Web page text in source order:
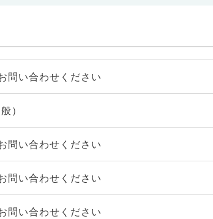
問い合わせください
）
問い合わせください
問い合わせください
問い合わせください